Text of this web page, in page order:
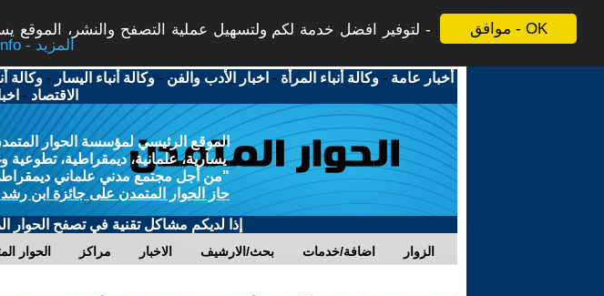
موافق - OK
لتوفير افضل خدمة لكم ولتسهيل عملية التصفح والنشر، الموقع
More info - المزيد
أخبار عامة -وكالة أنباء المرأة - اخبار الأدب والفن -وكالة أنباء اليسار -وكالة
الاقتصاد -
الموقع الرئيسي لمؤسسة الحوار
يسارية، علمانية، ديمقراطية، تطوعية
"من أجل مجتمع مدني علماني
حاز الحوار المتمدن على جائزة ابن رشد
إذا لديكم مشاكل تقنية في تصفح الحوار
الحوار مراكز الاخبار بحث/الارشيف اضافة/خدمات الزوار